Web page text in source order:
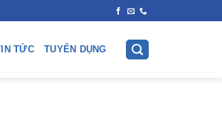
TỨC TUYỂN DỤNG